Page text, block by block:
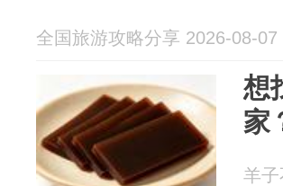
全国旅游攻略分享 2026-08-07
想
家
羊